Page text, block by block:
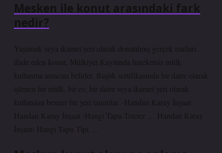
Mesken ile konut arasındaki fark
nedir?
Yaşamak veya ikamet yeri olarak donatılmış gerçek malları
ifade eden konut, Mülkiyet Kayıtında hareketsiz mülk
kullanma amacını belirler. Başlık sertifikasında bir daire olarak
işlenen bir mülk, bir ev, bir daire veya ikamet yeri olarak
kullanılan benzer bir yeri tanımlar. -Handan Karay İnşaat
Handan Karay İnşaat ›Hangi Tapu-Teteter … Handan Karay
İnşaat› Hangi Tapu Tipi …